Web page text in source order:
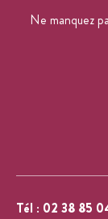
Ne manquez
Tél : 02 38 85